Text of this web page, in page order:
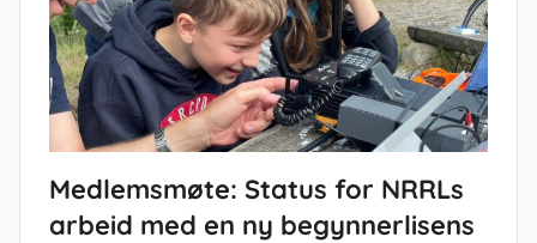
Medlemsmøte: Status for NRRLs
arbeid med en ny begynnerlisens